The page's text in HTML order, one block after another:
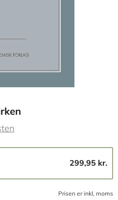
299,95 kr.
Prisen er inkl, moms